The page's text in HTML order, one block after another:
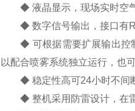
◆ 液晶显示，现场实时空气
◆ 数字信号输出，接口有
◆ 可根据需要扩展输出控制
以配合喷雾系统独立运行，也
◆ 稳定性高可24小时不间断
◆ 整机采用防雷设计，在雷